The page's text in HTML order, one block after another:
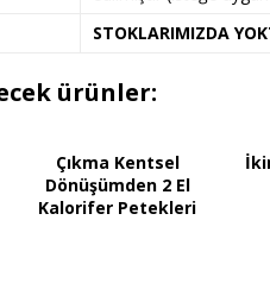
STOKLARIMIZDA
ürünler:
Çıkma Kentsel
Dönüşümden 2 El
Kalorifer Petekleri